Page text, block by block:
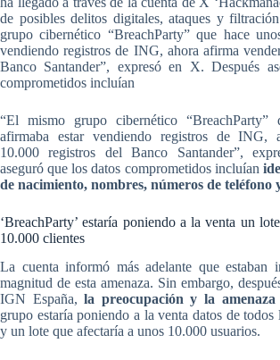
de posibles delitos digitales, ataques y
grupo cibernético “BreachParty” que hace
vendiendo registros de ING, ahora afirma
Banco Santander”, expresó en X. Después
comprometidos incluían
“El mismo grupo cibernético “BreachParty”
afirmaba estar vendiendo registros de ING,
10.000 registros del Banco Santander”,
aseguró que los datos comprometidos incluían
de nacimiento, nombres, números de teléfono
‘BreachParty’ estaría poniendo a la venta un
10.000 clientes
La cuenta informó más adelante que estaban
magnitud de esta amenaza. Sin embargo,
IGN España,la preocupación y la
grupo estaría poniendo a la venta datos de
y un lote que afectaría a unos 10.000 usuarios.